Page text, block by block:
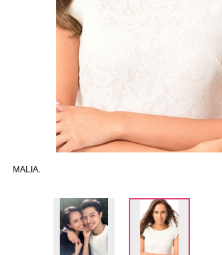
MALIA.